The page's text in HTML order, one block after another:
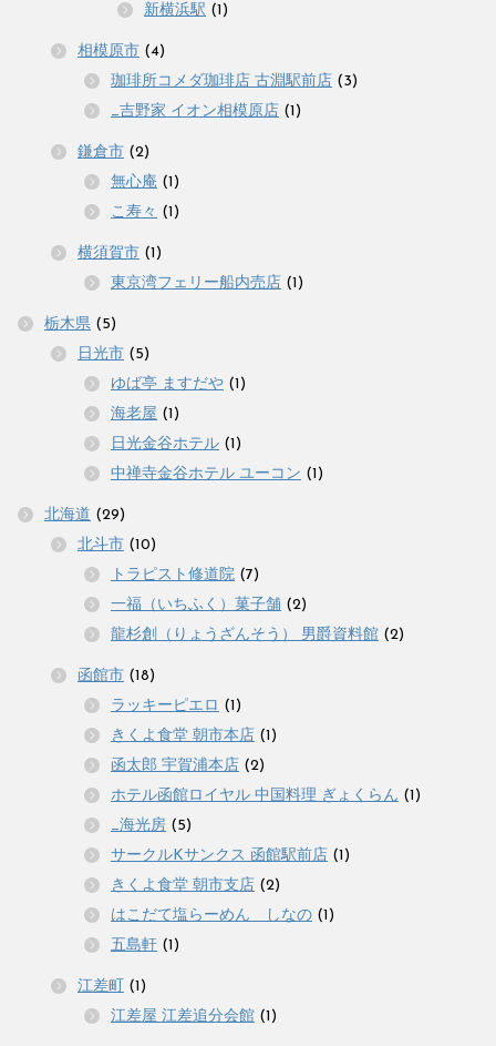
新横浜駅 (1)
相模原市 (4)
珈琲所コメダ珈琲店 古淵駅前店 (3)
_吉野家 イオン相模原店 (1)
鎌倉市 (2)
無心庵 (1)
こ寿々 (1)
横須賀市 (1)
東京湾フェリー船内売店 (1)
栃木県 (5)
日光市 (5)
ゆば亭 ますだや (1)
海老屋 (1)
日光金谷ホテル (1)
中禅寺金谷ホテル ユーコン (1)
北海道 (29)
北斗市 (10)
トラピスト修道院 (7)
一福（いちふく）菓子舗 (2)
龍杉創（りょうざんそう） 男爵資料館 (2)
函館市 (18)
ラッキーピエロ (1)
きくよ食堂 朝市本店 (1)
函太郎 宇賀浦本店 (2)
ホテル函館ロイヤル 中国料理 ぎょくらん (1)
_海光房 (5)
サークルKサンクス 函館駅前店 (1)
きくよ食堂 朝市支店 (2)
はこだて塩らーめん しなの (1)
五島軒 (1)
江差町 (1)
江差屋 江差追分会館 (1)